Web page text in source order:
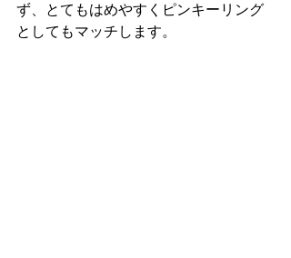
ず、とてもはめやすくピンキーリング
としてもマッチします。